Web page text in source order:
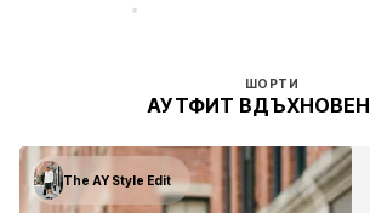
ШОРТИ
АУТФИТ
The AY Style Edit